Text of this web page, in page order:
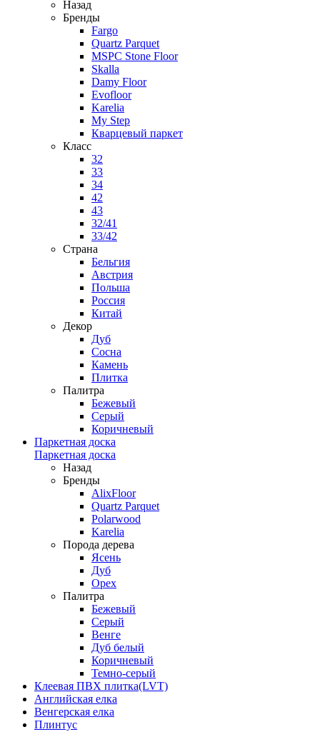
Назад
Бренды
Fargo
Quartz Parquet
MSPC Stone Floor
Skalla
Damy Floor
Evofloor
Karelia
My Step
Кварцевый паркет
Класс
32
33
34
42
43
32/41
33/42
Страна
Бельгия
Австрия
Польша
Россия
Китай
Декор
Дуб
Сосна
Камень
Плитка
Палитра
Бежевый
Серый
Коричневый
Паркетная доска
Паркетная доска
Назад
Бренды
AlixFloor
Quartz Parquet
Polarwood
Karelia
Порода дерева
Ясень
Дуб
Орех
Палитра
Бежевый
Серый
Венге
Дуб белый
Коричневый
Темно-серый
Клеевая ПВХ плитка(LVT)
Английская елка
Венгерская елка
Плинтус